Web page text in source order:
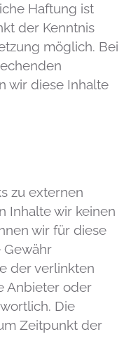
Haftung ist
der Kenntnis
möglich. Bei
wir diese Inhalte
zu externen
Inhalte wir keinen
wir für diese
Gewähr
der verlinkten
Anbieter oder
Die
Zeitpunkt der